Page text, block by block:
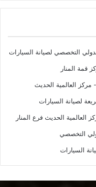
التخصصي لصيانة السيارات
قمة المنار
- مركز العالمية الحديث
لصيانة السيارات
العالمية الحديث فرع المنار
التخصصي
السيارات